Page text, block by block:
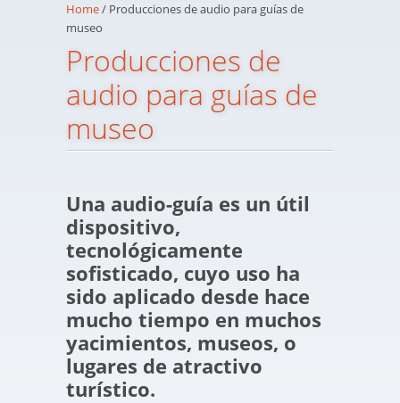
Home/ Producciones de audio para guías de
museo
Producciones de
audio para guías de
museo
Una audio-guía es un útil
dispositivo,
tecnológicamente
sofisticado, cuyo uso ha
sido aplicado desde hace
mucho tiempo en muchos
yacimientos, museos, o
lugares de atractivo
turístico.